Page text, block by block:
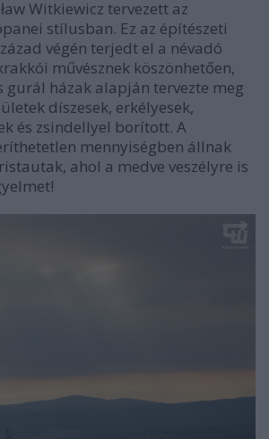
Witkiewicz tervezett az
stílusban. Ez az építészeti
végén terjedt el a névadó
művésznek köszönhetően,
gurál házak alapján tervezte meg
díszesek, erkélyesek,
és zsindellyel borított. A
mennyiségben állnak
ahol a medve veszélyre is